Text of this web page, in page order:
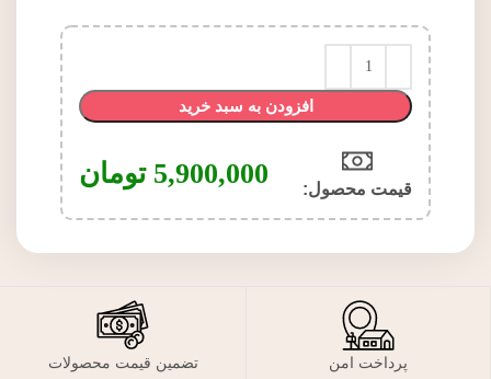
افزودن به سبد خرید
قیمت محصول:​ 5,900,000 تومان
پرداخت امن تضمین قیمت محصولات